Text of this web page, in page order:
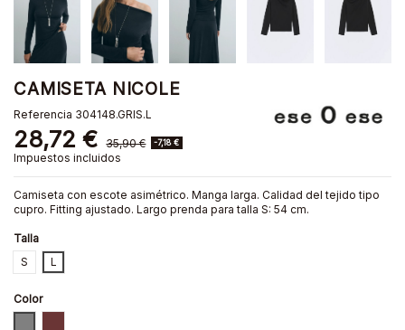
CAMISETA NICOLE
Referencia 304148.GRIS.L
28,72 € 35,90 € -7,18 €
Impuestos incluidos
Camiseta con escote asimétrico. Manga larga. Calidad del tejido tipo
cupro. Fitting ajustado. Largo prenda para talla S: 54 cm.
Talla
S
L
Color